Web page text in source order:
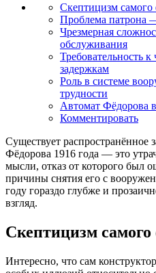
Скептицизм самого
Проблема патрона
Чрезмерная
обслуживания
Требовательность
задержкам
Роль в системе
трудности
Автомат Фёдорова
Комментировать
Существует распространённое
Фёдорова 1916 года — это
мысли, отказ от которого был
причины снятия его с
году гораздо глубже и
взгляд.
Скептицизм самого
Интересно, что сам